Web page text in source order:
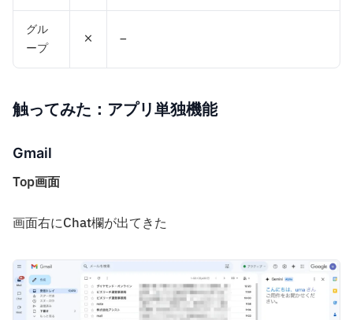
グル
ープ
× –
触ってみた：アプリ単独機能
Gmail
Top画面
画面右にChat欄が出てきた